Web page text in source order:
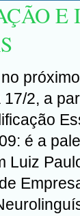
E
2, a
é a
Luiz